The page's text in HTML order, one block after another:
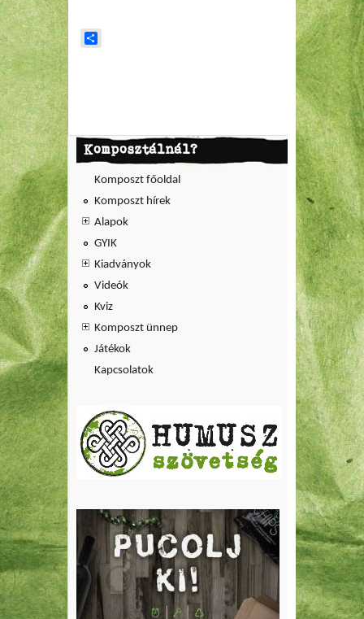
Komposztálnál?
Komposzt főoldal
Komposzt hírek
Alapok
GYIK
Kiadványok
Videók
Kviz
Komposzt ünnep
Játékok
Kapcsolatok